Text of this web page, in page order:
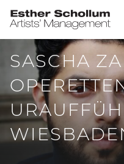
SASCHA